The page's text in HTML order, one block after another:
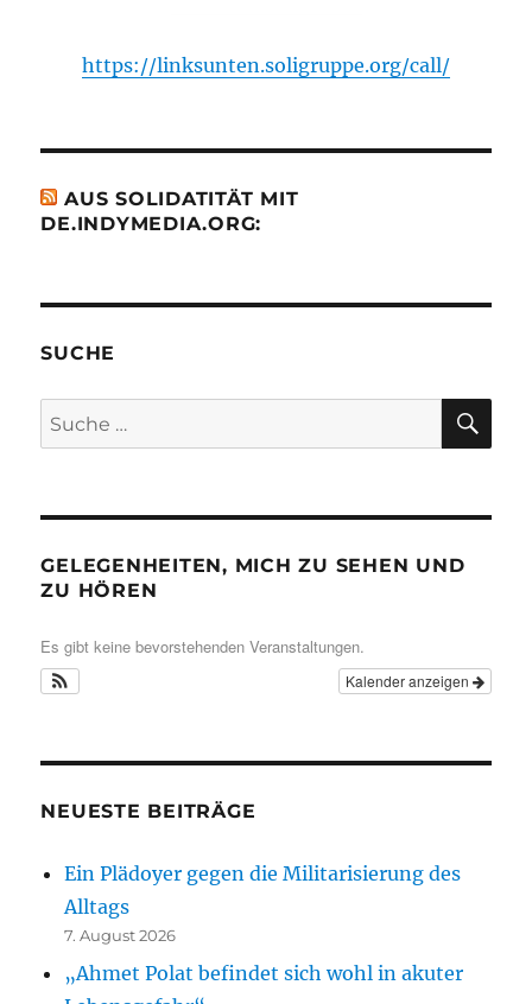
https://linksunten.soligruppe.org/call/
AUS SOLIDATITÄT MIT
DE.INDYMEDIA.ORG:
SUCHE
Suche
nach:
GELEGENHEITEN, MICH ZU SEHEN UND
ZU HÖREN
Es gibt keine bevorstehenden Veranstaltungen.
Kalender anzeigen
NEUESTE BEITRÄGE
Ein Plädoyer gegen die Militarisierung des
Alltags
7. August 2026
„Ahmet Polat befindet sich wohl in akuter